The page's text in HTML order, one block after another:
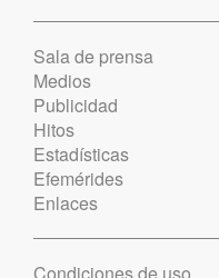
Sala de prensa
Medios
Publicidad
Hitos
Estadísticas
Efemérides
Enlaces
Condiciones de uso